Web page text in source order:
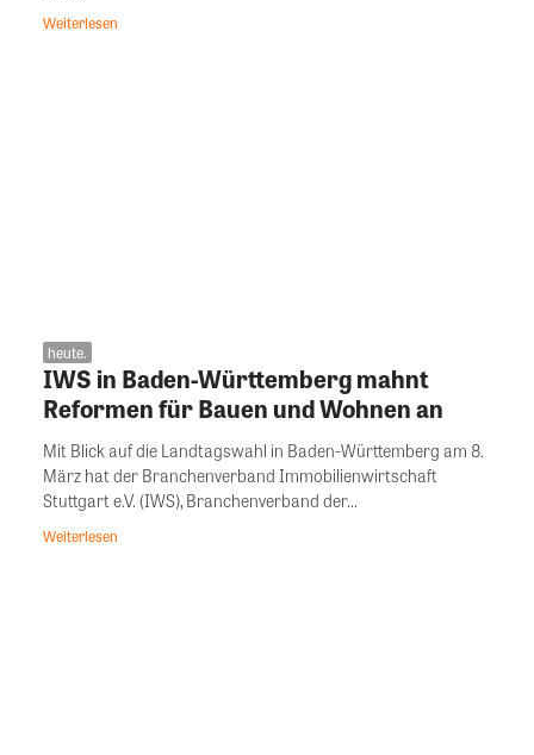
Weiterlesen
heute.
IWS in Baden-Württemberg mahnt
Reformen für Bauen und Wohnen an
Mit Blick auf die Landtagswahl in Baden-Württemberg am 8.
März hat der Branchenverband Immobilienwirtschaft
Stuttgart e.V. (IWS), Branchenverband der...
Weiterlesen